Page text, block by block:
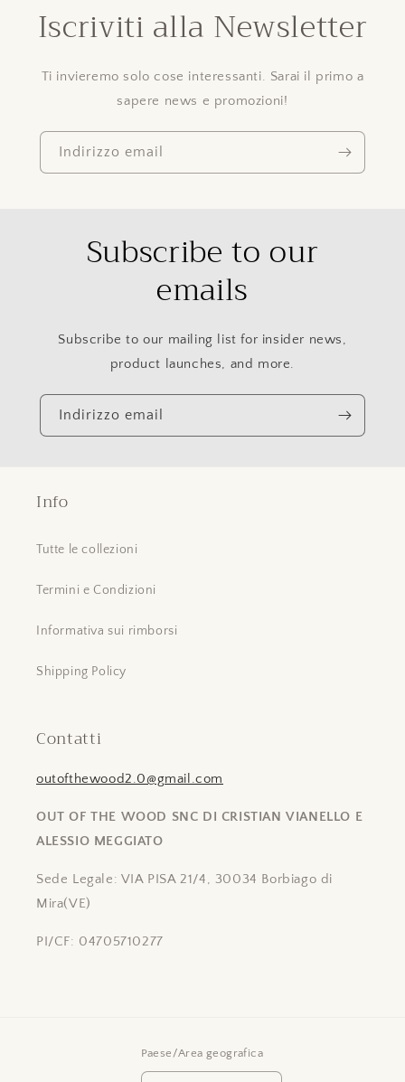
Iscriviti alla Newsletter
Ti invieremo solo cose interessanti. Sarai il primo a
sapere news e promozioni!
Indirizzo email
Subscribe to our
emails
Subscribe to our mailing list for insider news,
product launches, and more.
Indirizzo email
Info
Tutte le collezioni
Termini e Condizioni
Informativa sui rimborsi
Shipping Policy
Contatti
outofthewood2.0@gmail.com
OUT OF THE WOOD SNC DI CRISTIAN VIANELLO E
ALESSIO MEGGIATO
Sede Legale: VIA PISA 21/4, 30034 Borbiago di
Mira(VE)
PI/CF: 04705710277
Paese/Area geografica